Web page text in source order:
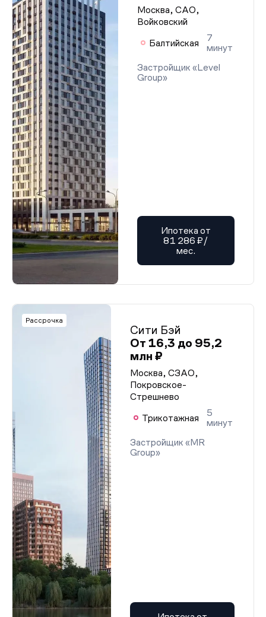
Москва, САО,
Войковский
Балтийская
7
минут
Застройщик «Level
Group»
Ипотека от
81 286 ₽/
мес.
Рассрочка
Сити Бэй
От 16,3 до 95,2
млн ₽
Москва, СЗАО,
Покровское-
Стрешнево
Трикотажная
5
минут
Застройщик «MR
Group»